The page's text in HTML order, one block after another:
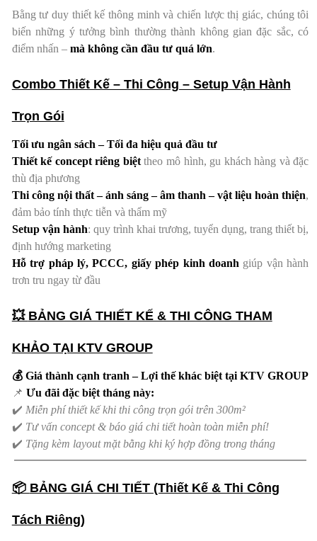
Bằng tư duy thiết kế thông minh và chiến lược thị giác, chúng tôi
biến những ý tưởng bình thường thành không gian đặc sắc, có
điểm nhấn – mà không cần đầu tư quá lớn.
Combo Thiết Kế – Thi Công – Setup Vận Hành
Trọn Gói
Tối ưu ngân sách – Tối đa hiệu quả đầu tư
Thiết kế concept riêng biệttheo mô hình, gu khách hàng và đặc
thù địa phương
Thi công nội thất – ánh sáng – âm thanh – vật liệu hoàn thiện,
đảm bảo tính thực tiễn và thẩm mỹ
Setup vận hành: quy trình khai trương, tuyển dụng, trang thiết bị,
định hướng marketing
Hỗ trợ pháp lý, PCCC, giấy phép kinh doanh giúp vận hành
trơn tru ngay từ đầu
💥 BẢNG GIÁ THIẾT KẾ & THI CÔNG THAM
KHẢO TẠI KTV GROUP
💰 Giá thành cạnh tranh – Lợi thế khác biệt tại KTV GROUP
📌 Ưu đãi đặc biệt tháng này:
✔️ Miễn phí thiết kế khi thi công trọn gói trên 300m²
✔️ Tư vấn concept & báo giá chi tiết hoàn toàn miễn phí!
✔️ Tặng kèm layout mặt bằng khi ký hợp đồng trong tháng
📦 BẢNG GIÁ CHI TIẾT (Thiết Kế & Thi Công
Tách Riêng)